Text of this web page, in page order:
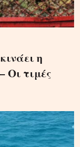
η
Οι τιμές